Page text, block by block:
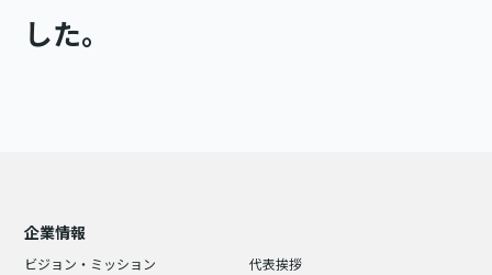
した。
企業情報
ビジョン・ミッション
代表挨拶